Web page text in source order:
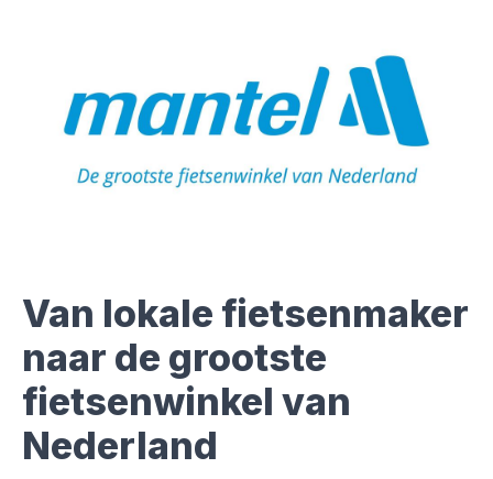
Van lokale fietsenmaker
naar de grootste
fietsenwinkel van
Nederland